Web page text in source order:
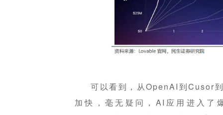
可以看到，从OpenAI到Cusor
加快，毫无疑问，AI应用进入了